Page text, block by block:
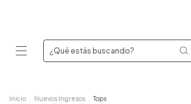
Inicio Nuevos Ingresos Tops